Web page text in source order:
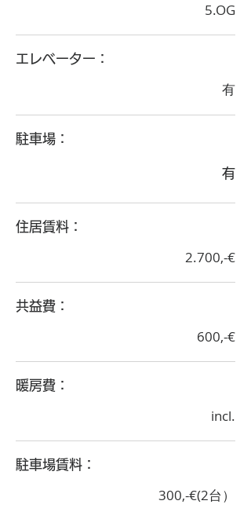
5.OG
エレベーター：
有
駐車場：
有
​住居賃料：
2.700,-€
​共益費：
600,-€
​暖房費：
incl.
​駐車場賃料：
300,-€(2台）